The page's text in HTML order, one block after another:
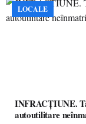
LOCALE
INFRACȚIUNE.
autoutilitare